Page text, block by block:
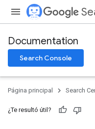
Documentation
Search Console
Página principal Search
¿Te resultó útil?